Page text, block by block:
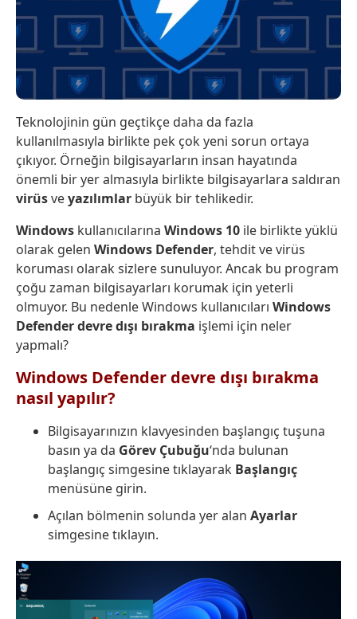
Teknolojinin gün geçtikçe daha da fazla
kullanılmasıyla birlikte pek çok yeni sorun ortaya
çıkıyor. Örneğin bilgisayarların insan hayatında
önemli bir yer almasıyla birlikte bilgisayarlara saldıran
virüsveyazılımlar büyük bir tehlikedir.
Windows kullanıcılarına Windows 10 ile birlikte yüklü
olarak gelen Windows Defender, tehdit ve virüs
koruması olarak sizlere sunuluyor. Ancak bu program
çoğu zaman bilgisayarları korumak için yeterli
olmuyor. Bu nedenle Windows kullanıcıları Windows
Defender devre dışı bırakma işlemi için neler
yapmalı?
Windows Defender devre dışı bırakma
nasıl yapılır?
Bilgisayarınızın klavyesinden başlangıç tuşuna
basın ya da Görev Çubuğu‘nda bulunan
başlangıç simgesine tıklayarak Başlangıç
menüsüne girin.
Açılan bölmenin solunda yer alan Ayarlar
simgesine tıklayın.